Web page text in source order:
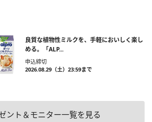
良質な植物性ミルクを、手軽においしく楽し
める。「ALP...
申込締切
2026.08.29（土）23:59まで
ント＆モニター一覧を見る